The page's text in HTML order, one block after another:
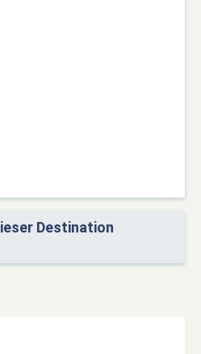
Destination